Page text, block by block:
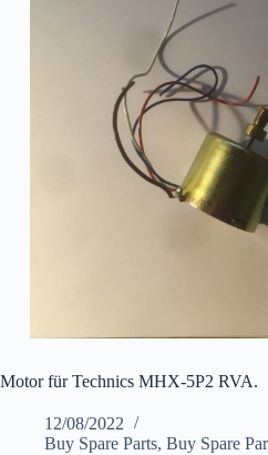
Motor für Technics MHX-5P2 RVA.
12/08/2022
Buy Spare Parts, Buy Spare